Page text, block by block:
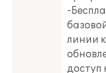
-
линии
доступ